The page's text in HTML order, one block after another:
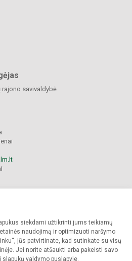
siekdami užtikrinti jums teikiamų
naudojimą ir optimizuoti naršymo
jūs patvirtinate, kad sutinkate su visų
Jei norite atšaukti arba pakeisti savo
slapukų valdymo puslapyje.
rajono savivaldybė
gimnazija. Visos teisės saugomos.
sutikimo griežtai draudžiama.
Slapukų politika